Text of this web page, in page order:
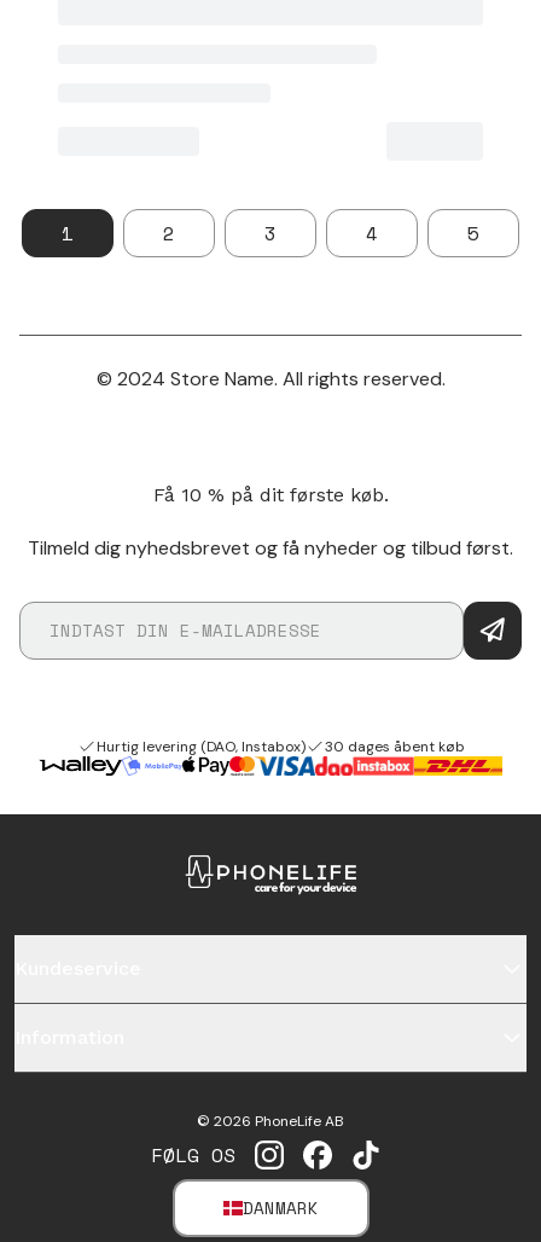
1 2 3 4 5
© 2024 Store Name. All rights reserved.
Få 10 % på dit første køb.
Tilmeld dig nyhedsbrevet og få nyheder og tilbud først.
Hurtig levering (DAO, Instabox) 30 dages åbent køb
FØLG OS INSTAGRAM
FACEBOOKTIKTOK
DANMARK
SELECT MARKET
© 2026 PhoneLife AB